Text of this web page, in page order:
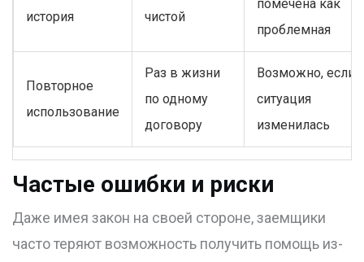
история
чистой
помечена как
проблемная
Повторное
использование
Раз в жизни
по одному
договору
Возможно, если
ситуация
изменилась
Частые ошибки и риски
Даже имея закон на своей стороне, заемщики
часто теряют возможность получить помощь из-